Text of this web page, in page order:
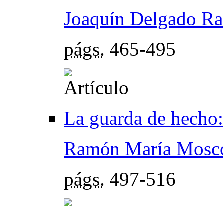
Joaquín Delgado
págs. 465-495
La guarda de
Ramón María
págs. 497-516